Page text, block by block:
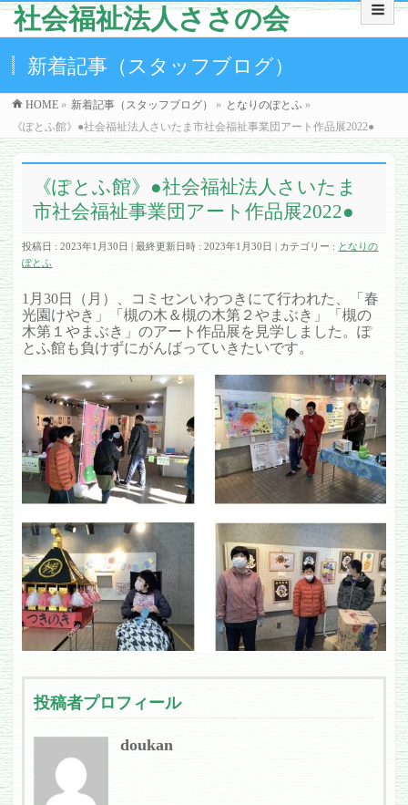
社会福祉法人ささの会
新着記事（スタッフブログ）
HOME » 新着記事（スタッフブログ） » となりのぽとふ »
《ぽとふ館》●社会福祉法人さいたま市社会福祉事業団アート作品展2022●
《ぽとふ館》●社会福祉法人さいたま
市社会福祉事業団アート作品展2022●
投稿日 : 2023年1月30日 最終更新日時 : 2023年1月30日 カテゴリー : となりの
ぽとふ
1月30日（月）、コミセンいわつきにて行われた、「春
光園けやき」「槻の木＆槻の木第２やまぶき」「槻の
木第１やまぶき」のアート作品展を見学しました。ぽ
とふ館も負けずにがんばっていきたいです。
投稿者プロフィール
doukan